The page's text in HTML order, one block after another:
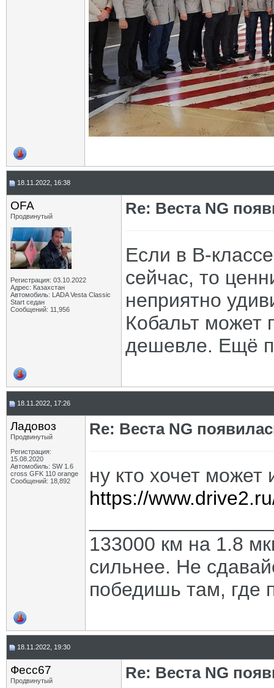
18.11.2022, 16:38
OFA
Продвинутый
Регистрация: 03.10.2022
Адрес: Казахстан
Автомобиль: LADA Vesta Classic
Start седан
Сообщений: 11,956
Re: Веста NG
Если в В-
сейчас, то
неприятно
Кобальт может
дешевле. Ещё
18.11.2022, 17:26
Ладовоз
Продвинутый
Регистрация:
15.08.2020
Автомобиль: SW 1.6
cross GFK 110 orange
Сообщений: 18,892
Re: Веста NG
ну кто хочет может
https://
133000 км на 1.8
сильнее. Не
победишь там, где
18.11.2022, 19:30
Фесс67
Продвинутый Re: Веста NG